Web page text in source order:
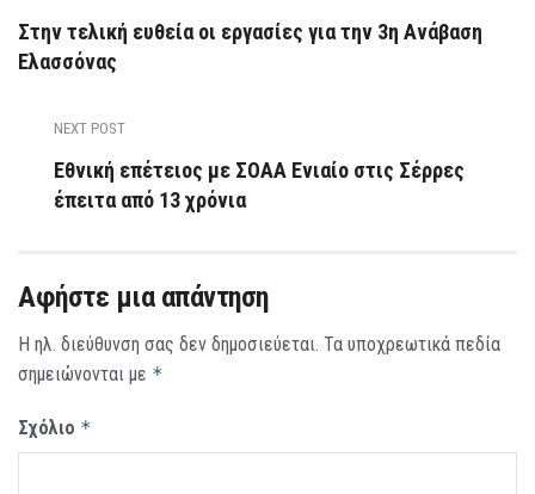
Στην τελική ευθεία οι εργασίες για την 3η Ανάβαση
Ελασσόνας
NEXT POST
Εθνική επέτειος με ΣΟΑΑ Ενιαίο στις Σέρρες
έπειτα από 13 χρόνια
Αφήστε μια απάντηση
Η ηλ. διεύθυνση σας δεν δημοσιεύεται. Τα υποχρεωτικά πεδία
σημειώνονται με *
Σχόλιο *